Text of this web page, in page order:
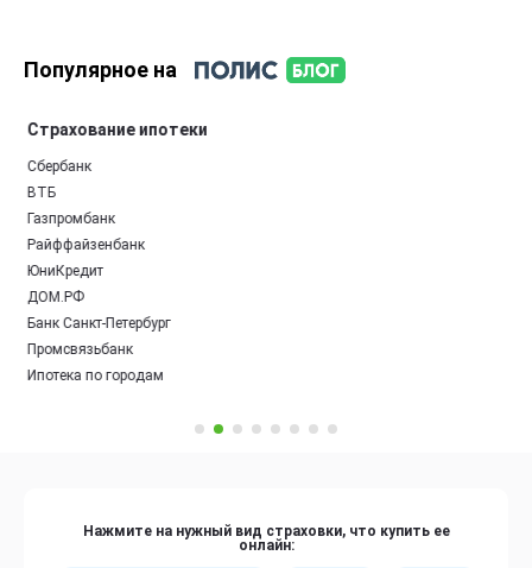
Популярное на
Страхование ипотеки
Сбербанк
ВТБ
Газпромбанк
Райффайзенбанк
ЮниКредит
ДОМ.РФ
Банк Санкт-Петербург
Промсвязьбанк
Ипотека по городам
Нажмите на нужный вид страховки, что купить ее
онлайн: